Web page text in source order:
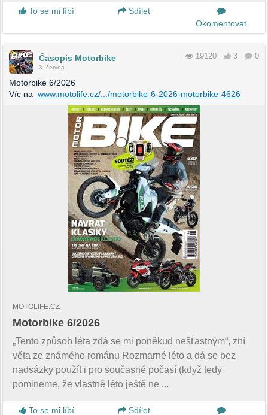
To se mi líbí
Sdílet
Okomentovat
Časopis Motorbike
3. června
19120 3 0
Motorbike 6/2026
Víc na www.motolife.cz/.../motorbike-6-2026-motorbike-4626
MOTOLIFE.CZ
Motorbike 6/2026
„Tento způsob léta zdá se mi poněkud nešťastným“, zní
věta ze známého románu Rozmarné léto a dá se bez
nadsázky použít i pro současné počasí (když tedy
pomineme, že vlastně léto ještě ne ...
To se mi líbí
Sdílet